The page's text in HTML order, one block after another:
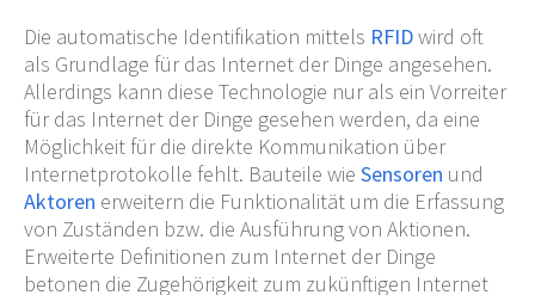
Die automatische Identifikation mittels RFIDwird oft
als Grundlage für das Internet der Dinge angesehen.
Allerdings kann diese Technologie nur als ein Vorreiter
für das Internet der Dinge gesehen werden, da eine
Möglichkeit für die direkte Kommunikation über
Internetprotokolle fehlt. Bauteile wie Sensoren und
Aktoren erweitern die Funktionalität um die Erfassung
von Zuständen bzw. die Ausführung von Aktionen.
Erweiterte Definitionen zum Internet der Dinge
betonen die Zugehörigkeit zum zukünftigen Internet